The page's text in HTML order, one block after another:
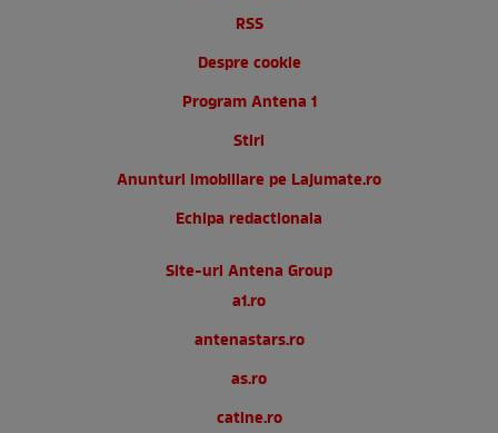
RSS
Despre cookie
Program Antena 1
Stiri
Anunturi imobiliare pe Lajumate.ro
Echipa redactionala
Site-uri Antena Group
a1.ro
antenastars.ro
as.ro
catine.ro